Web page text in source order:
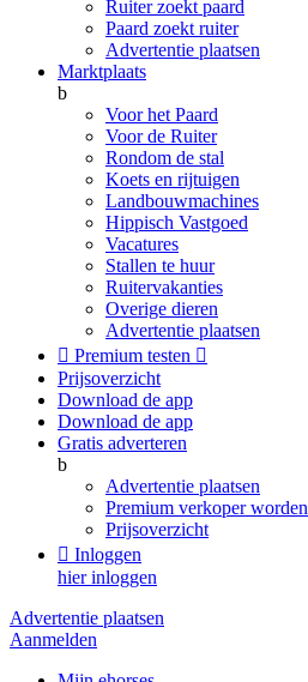
Ruiter zoekt paard
Paard zoekt ruiter
Advertentie plaatsen
Marktplaats
b
Voor het Paard
Voor de Ruiter
Rondom de stal
Koets en rijtuigen
Landbouwmachines
Hippisch Vastgoed
Vacatures
Stallen te huur
Ruitervakanties
Overige dieren
Advertentie plaatsen
 Premium testen 
Prijsoverzicht
Download de app
Download de app
Gratis adverteren
b
Advertentie plaatsen
Premium verkoper worden
Prijsoverzicht
 Inloggen
hier inloggen
Advertentie plaatsen
Aanmelden